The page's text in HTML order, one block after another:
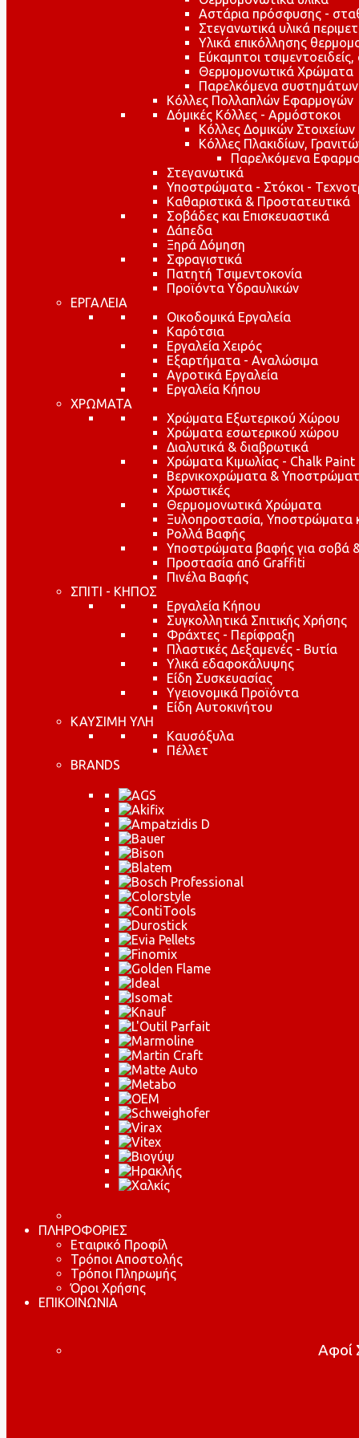
Αστάρια πρόσφυσης -
Στεγανωτικά υλικά
Υλικά επικόλλησης
Εύκαμπτοι
Θερμομονωτικά Χρώματα
Παρελκόμενα
Κόλλες Πολλαπλών Εφαρμογών
Δόμικές Κόλλες - Αρμόστοκοι
Κόλλες Δομικών Στοιχείων
Κόλλες Πλακιδίων,
Παρελκόμενα
Στεγανωτικά
Υποστρώματα - Στόκοι -
Καθαριστικά & Προστατευτικά
Σοβάδες και Επισκευαστικά
Δάπεδα
Ξηρά Δόμηση
Σφραγιστικά
Πατητή Τσιμεντοκονία
Προϊόντα Υδραυλικών
ΕΡΓΑΛΕΙΑ
Οικοδομικά Εργαλεία
Καρότσια
Εργαλεία Χειρός
Εξαρτήματα - Αναλώσιμα
Αγροτικά Εργαλεία
Εργαλεία Κήπου
ΧΡΩΜΑΤΑ
Χρώματα Εξωτερικού Χώρου
Χρώματα εσωτερικού χώρου
Διαλυτικά & διαβρωτικά
Χρώματα Κιμωλίας - Chalk Paint
Βερνικοχρώματα &
Χρωστικές
Θερμομονωτικά Χρώματα
Ξυλοπροστασία, Υποστρώματα
Ρολλά Βαφής
Υποστρώματα βαφής για σοβά
Προστασία από Graffiti
Πινέλα Βαφής
ΣΠΙΤΙ - ΚΗΠΟΣ
Εργαλεία Κήπου
Συγκολλητικά Σπιτικής Χρήσης
Φράχτες - Περίφραξη
Πλαστικές Δεξαμενές - Βυτία
Υλικά εδαφοκάλυψης
Είδη Συσκευασίας
Υγειονομικά Προϊόντα
Είδη Αυτοκινήτου
ΚΑΥΣΙΜΗ ΥΛΗ
Καυσόξυλα
Πέλλετ
BRANDS
ΠΛΗΡΟΦΟΡΙΕΣ
Εταιρικό Προφίλ
Τρόποι Αποστολής
Τρόποι Πληρωμής
Όροι Χρήσης
ΕΠΙΚΟΙΝΩΝΙΑ
Αφοί